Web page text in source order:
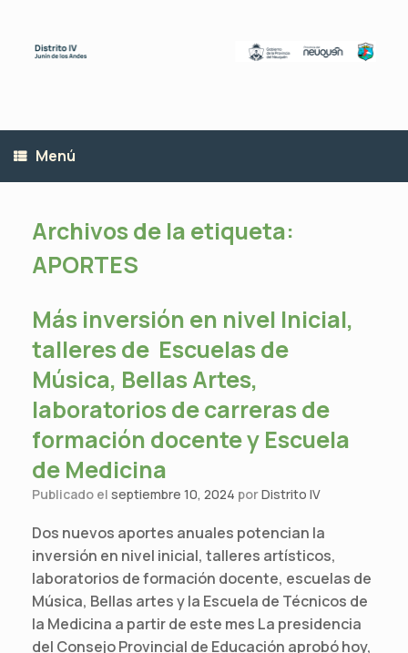
contenido
Menú
Archivos de la etiqueta:
APORTES
Más inversión en nivel Inicial,
talleres de Escuelas de
Música, Bellas Artes,
laboratorios de carreras de
formación docente y Escuela
de Medicina
Publicado el septiembre 10, 2024 porDistrito IV
Dos nuevos aportes anuales potencian la
inversión en nivel inicial, talleres artísticos,
laboratorios de formación docente, escuelas de
Música, Bellas artes y la Escuela de Técnicos de
la Medicina a partir de este mes La presidencia
del Consejo Provincial de Educación aprobó hoy,